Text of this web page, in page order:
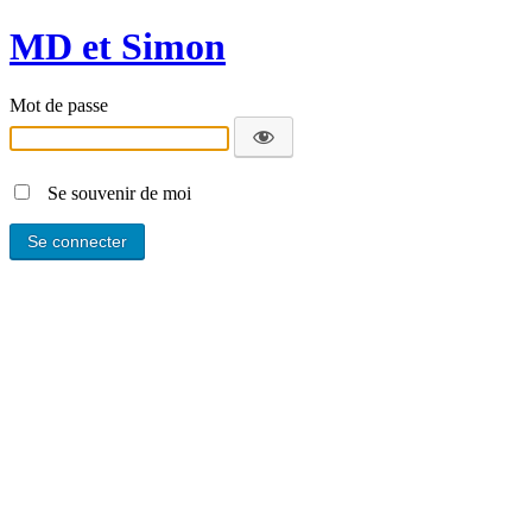
MD et Simon
Mot de passe
Se souvenir de moi